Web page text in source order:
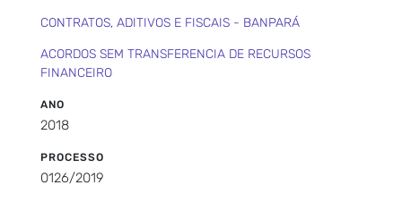
CONTRATOS, ADITIVOS E FISCAIS - BANPARÁ
ACORDOS SEM TRANSFERENCIA DE RECURSOS
FINANCEIRO
ANO
2018
PROCESSO
0126/2019